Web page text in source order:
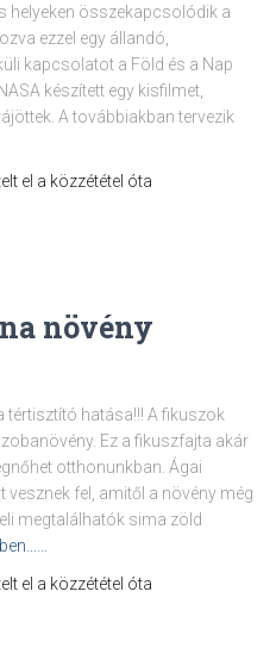
helyeken összekapcsolódik a
ezzel egy állandó,
kapcsolatot a Föld és a Nap
készített egy kisfilmet,
A továbbiakban tervezik
el a közzététel óta
növény
tértisztító hatása!!! A fikuszok
Ez a fikuszfajta akár
otthonunkban. Ágai
fel, amitől a növény még
megtalálhatók sima zöld
el a közzététel óta